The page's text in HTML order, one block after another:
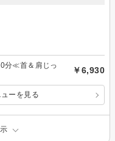
分≪首＆肩じっ
￥6,930
ーを見る